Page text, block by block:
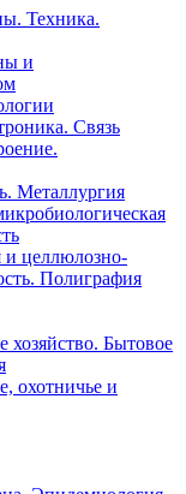
Техника.
и
Связь
Металлургия
и целлюлозно-
Полиграфия
Бытовое
охотничье и